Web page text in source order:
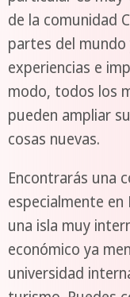
de la comunidad
partes del
experiencias e
modo, todos los
pueden ampliar
cosas nuevas.
Encontrarás una
especialmente
una isla muy
económico ya
universidad